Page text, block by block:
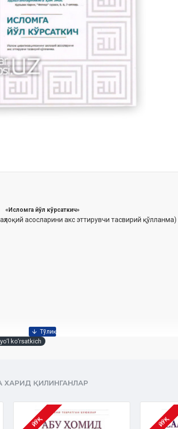
«Исломга йўл кўрсаткич»
асосларини акс эттирувчи тасвирий қўлланма)
ko‘rsatkich
ХАРИД ҚИЛИНГАНЛАР
ЙЎҚ ЙЎҚ